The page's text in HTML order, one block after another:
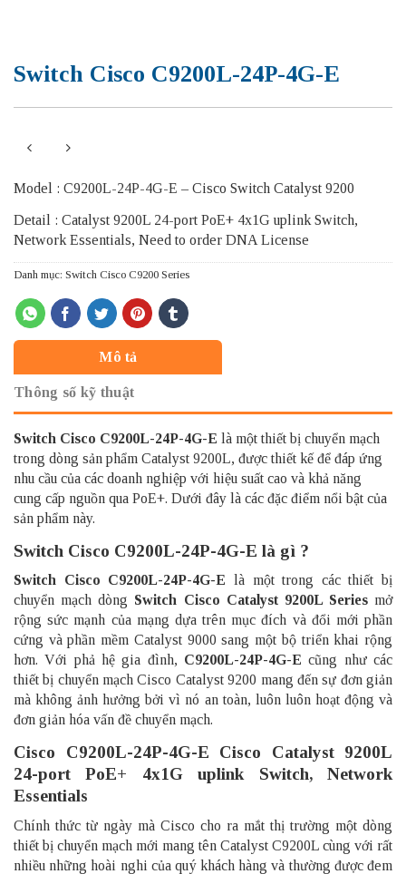
Switch Cisco C9200L-24P-4G-E
Model : C9200L-24P-4G-E – Cisco Switch Catalyst 9200
Detail : Catalyst 9200L 24-port PoE+ 4x1G uplink Switch,
Network Essentials, Need to order DNA License
Danh mục: Switch Cisco C9200 Series
Mô tả
Thông số kỹ thuật
Switch Cisco C9200L-24P-4G-E là một thiết bị chuyển mạch
trong dòng sản phẩm Catalyst 9200L, được thiết kế để đáp ứng
nhu cầu của các doanh nghiệp với hiệu suất cao và khả năng
cung cấp nguồn qua PoE+. Dưới đây là các đặc điểm nổi bật của
sản phẩm này.
Switch Cisco C9200L-24P-4G-E là gì ?
Switch Cisco C9200L-24P-4G-E là một trong các thiết bị
chuyển mạch dòng Switch Cisco Catalyst 9200L Seriesmở
rộng sức mạnh của mạng dựa trên mục đích và đổi mới phần
cứng và phần mềm Catalyst 9000 sang một bộ triển khai rộng
hơn. Với phả hệ gia đình, C9200L-24P-4G-E cũng như các
thiết bị chuyển mạch Cisco Catalyst 9200 mang đến sự đơn giản
mà không ảnh hưởng bởi vì nó an toàn, luôn luôn hoạt động và
đơn giản hóa vấn đề chuyển mạch.
Cisco C9200L-24P-4G-E Cisco Catalyst 9200L
24-port PoE+ 4x1G uplink Switch, Network
Essentials
Chính thức từ ngày mà Cisco cho ra mắt thị trường một dòng
thiết bị chuyển mạch mới mang tên Catalyst C9200L cùng với rất
nhiều những hoài nghi của quý khách hàng và thường được đem